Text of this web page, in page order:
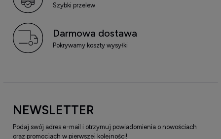
Szybki przelew
Darmowa dostawa
Pokrywamy koszty wysyłki
NEWSLETTER
Podaj swój adres e-mail i otrzymuj powiadomienia o nowościach
oraz promocjach w pierwszej kolejności!